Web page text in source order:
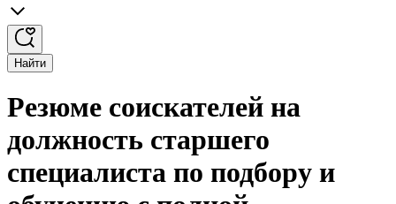
Найти
Резюме соискателей на
должность старшего
специалиста по подбору и